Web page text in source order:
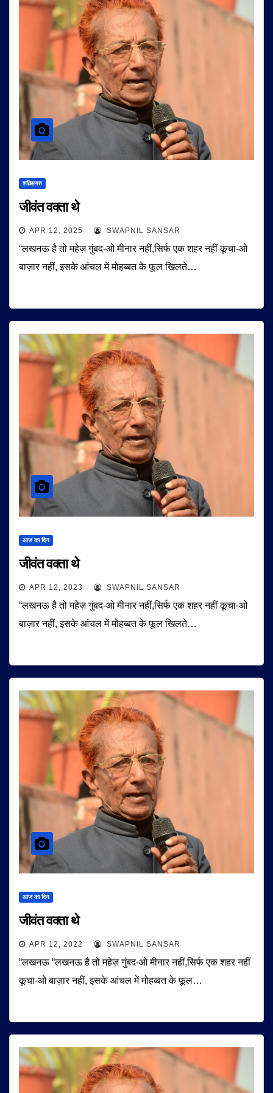
शख़्सियत
जीवंत वक्ता थे
APR 12, 2025 SWAPNIL SANSAR
“लखनऊ है तो महेज़ गुंबद-ओ मीनार नहीं,सिर्फ एक शहर नहीं कूचा-ओ
बाज़ार नहीं, इसके आंचल में मोहब्बत के फूल खिलते…
आज का दिन
जीवंत वक्ता थे
APR 12, 2023 SWAPNIL SANSAR
“लखनऊ है तो महेज़ गुंबद-ओ मीनार नहीं,सिर्फ एक शहर नहीं कूचा-ओ
बाज़ार नहीं, इसके आंचल में मोहब्बत के फूल खिलते…
आज का दिन
जीवंत वक्ता थे
APR 12, 2022 SWAPNIL SANSAR
“लखनऊ “लखनऊ है तो महेज़ गुंबद-ओ मीनार नहीं,सिर्फ एक शहर नहीं
कूचा-ओ बाज़ार नहीं, इसके आंचल में मोहब्बत के फूल…